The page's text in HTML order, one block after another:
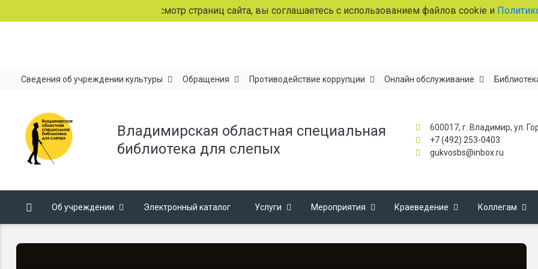
Продолжая просмотр страниц сайта, вы соглашаетесь с использованием файлов cookie иПолитикой об
Сведения об учреждении культуры Обращения Противодействие коррупции Онлайн обслуживание
Владимирская областная специальная
библиотека для слепых
600017, г. Владимир, ул.
+7 (492) 253-0403
gukvosbs@inbox.ru
Об учреждении Электронный каталог Услуги Мероприятия Краеведение Коллегам